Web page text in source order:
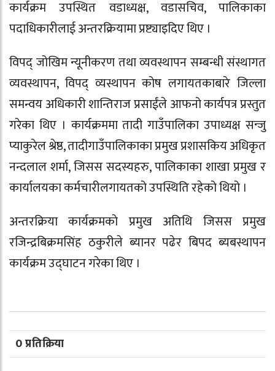
कार्यक्रम उपस्थित वडाध्यक्ष, वडासचिव, पालिकाका
पदाधिकारीलाई अन्तरक्रियामा प्रष्ट्याइदिए थिए ।
विपद् जोखिम न्यूनीकरण तथा व्यवस्थापन सम्बन्धी संस्थागत
व्यवस्थापन, विपद् व्यस्थापन कोष लगायतकाबारे जिल्ला
समन्वय अधिकारी शान्तिराज प्रसाईंले आफनो कार्यपत्र प्रस्तुत
गरेका थिए । कार्यक्रममा तादी गाउँपालिका उपाध्यक्ष सन्जु
प्याकुरेल श्रेष्ठ, तादीगाउँपालिकाका प्रमुख प्रशासकिय अधिकृत
नन्दलाल शर्मा, जिसस सदस्यहरु, पालिकाका शाखा प्रमुख र
कार्यालयका कर्मचारीलगायतको उपस्थिति रहेको थियो ।
अन्तरक्रिया कार्यक्रमकाे प्रमुख अतिथि जिसस प्रमुख
रजिन्द्रबिक्रमसिंह ठकुरीले ब्यानर पढेर बिपद ब्यबस्थापन
कार्यक्रम उद्घाटन गरेका थिए ।
0 प्रतिक्रिया